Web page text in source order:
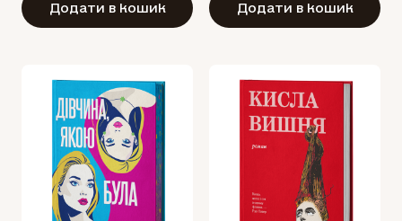
Додати в кошик Додати в кошик